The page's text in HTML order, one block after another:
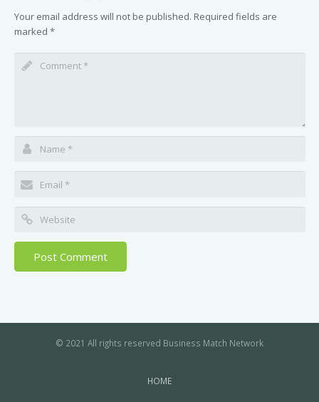
Your email address will not be published. Required fields are
marked *
© 2021 All rights reserved Business Match Network
HOME